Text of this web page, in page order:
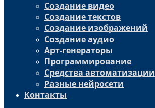
Создание видео
Создание текстов
Создание изображений
Создание аудио
Арт-генераторы
Программирование
Средства автоматизации
Разные нейросети
Контакты